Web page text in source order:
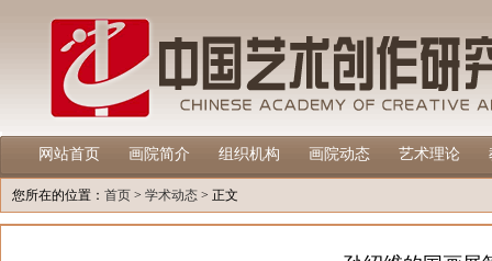
网站首页 画院简介 组织机构 画院动态 艺术理论
您所在的位置： 首页 > 学术动态 > 正文